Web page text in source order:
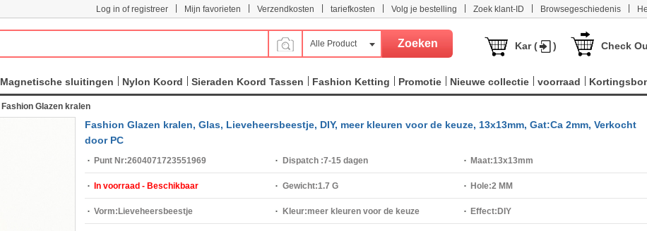
Log in of registreer Mijn favorieten Verzendkosten tariefkosten Volg je bestelling Zoek klant-ID Browsegeschiedenis
Alle Product Kar ( ) Check
Magnetische sluitingen Nylon Koord Sieraden Koord Tassen Fashion Ketting Promotie Nieuwe collectie voorraad
Fashion Glazen kralen
Fashion Glazen kralen, Glas, Lieveheersbeestje, DIY, meer kleuren voor de keuze, 13x13mm, Gat:Ca 2mm, Verkocht
door PC
Punt Nr:2604071723551969 Dispatch :7-15 dagen Maat:13x13mm
In voorraad - Beschikbaar Gewicht:1.7 G Hole:2 MM
Vorm: Lieveheersbeestje Kleur:meer kleuren voor de keuze Effect: DIY